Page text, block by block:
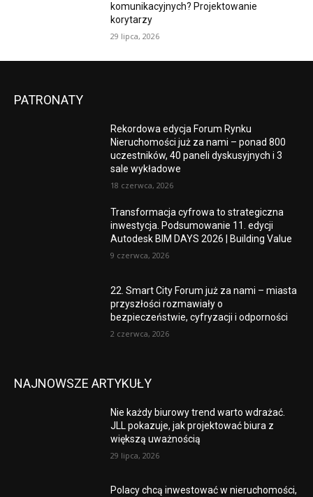
komunikacyjnych? Projektowanie
korytarzy
29 lipca, 2026
PATRONATY
Rekordowa edycja Forum Rynku
Nieruchomości już za nami – ponad 800
uczestników, 40 paneli dyskusyjnych i 3
sale wykładowe
18 czerwca, 2026
Transformacja cyfrowa to strategiczna
inwestycja. Podsumowanie 11. edycji
Autodesk BIM DAYS 2026 | Building Value
9 czerwca, 2026
22. Smart City Forum już za nami – miasta
przyszłości rozmawiały o
bezpieczeństwie, cyfryzacji i odporności
2 czerwca, 2026
NAJNOWSZE ARTYKUŁY
Nie każdy biurowy trend warto wdrażać.
JLL pokazuje, jak projektować biura z
większą uważnością
29 lipca, 2026
Polacy chcą inwestować w nieruchomości,